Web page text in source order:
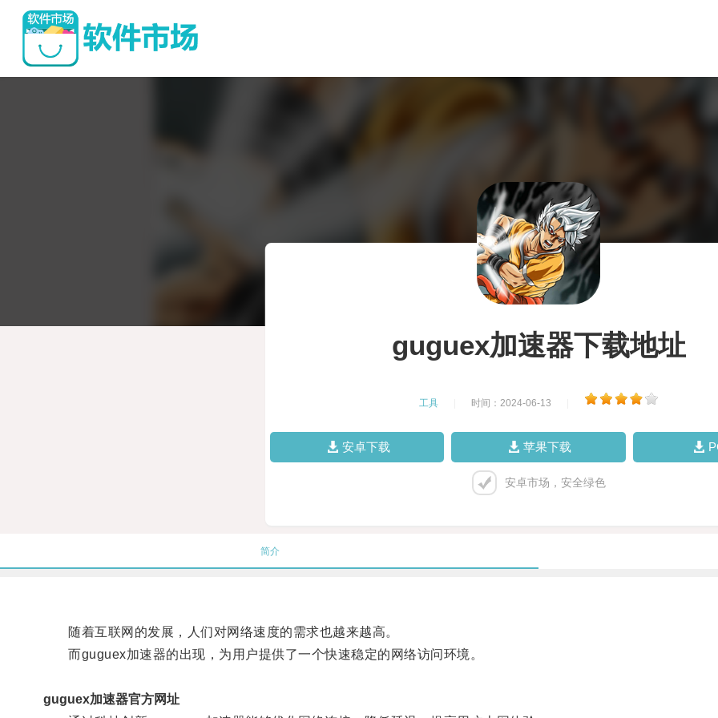
guguex加速器下载地址
工具 时间：2024-06-13
安卓下载 苹果下载
安卓市场，安全绿色
简介
随着互联网的发展，人们对网络速度的需求也越来越高。
而guguex加速器的出现，为用户提供了一个快速稳定的网络访问环境。
guguex加速器官方网址